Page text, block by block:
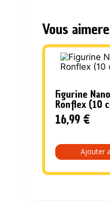
Vous
Figurine
Ronflex (10
16,99 €
Ajouter